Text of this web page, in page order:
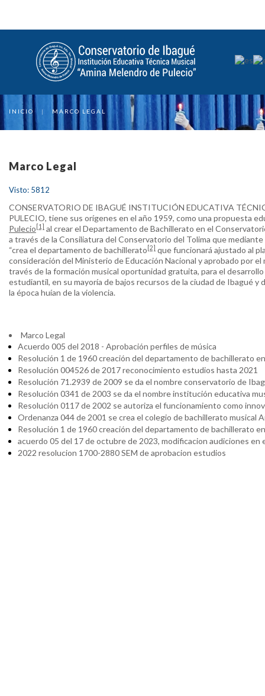
INICIO | MARCO LEGAL
Marco Legal
Visto: 5812
CONSERVATORIO DE IBAGUÉ INSTITUCIÓN EDUCATIVA
PULECIO, tiene sus orígenes en el año 1959, como una propuesta
Pulecio [1] al crear el Departamento de Bachillerato en el
a través de la Consiliatura del Conservatorio del Tolima que
“crea el departamento de bachillerato [2] que funcionará ajustado al
consideración del Ministerio de Educación Nacional y aprobado por el
través de la formación musical oportunidad gratuita, para el
estudiantil, en su mayoría de bajos recursos de la ciudad de Ibagué
la época huían de la violencia.
Marco Legal
Acuerdo 005 del 2018 - Aprobación perfiles de música
Resolución 1 de 1960 creación del departamento de bachillerato
Resolución 004526 de 2017 reconocimiento estudios hasta 2021
Resolución 71.2939 de 2009 se da el nombre conservatorio de
Resolución 0341 de 2003 se da el nombre institución educativa
Resolución 0117 de 2002 se autoriza el funcionamiento como
Ordenanza 044 de 2001 se crea el colegio de bachillerato musical
Resolución 1 de 1960 creación del departamento de bachillerato
acuerdo 05 del 17 de octubre de 2023, modificacion audiciones en
2022 resolucion 1700-2880 SEM de aprobacion estudios